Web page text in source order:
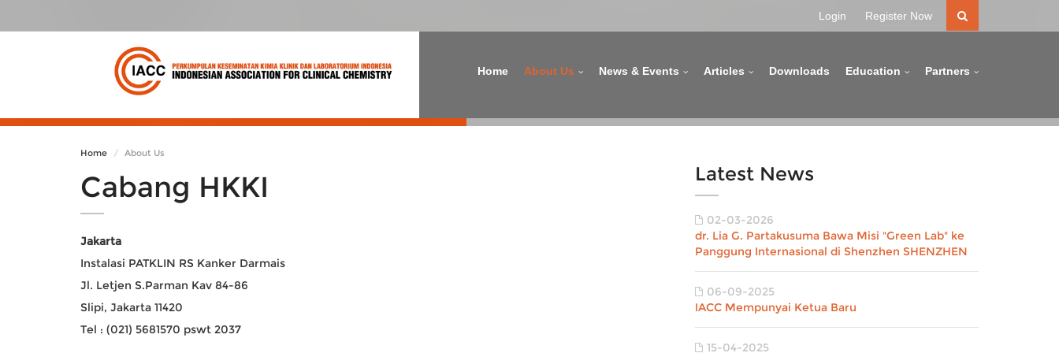
Login Register Now
Home About Us News & Events Articles Downloads Education Partners
Home About Us
Cabang HKKI
Jakarta
Instalasi PATKLIN RS Kanker Darmais
Jl. Letjen S.Parman Kav 84-86
Slipi, Jakarta 11420
Tel : (021) 5681570 pswt 2037
Latest News
02-03-2026
dr. Lia G. Partakusuma Bawa Misi "Green Lab" ke
Panggung Internasional di Shenzhen SHENZHEN
06-09-2025
IACC Mempunyai Ketua Baru
15-04-2025